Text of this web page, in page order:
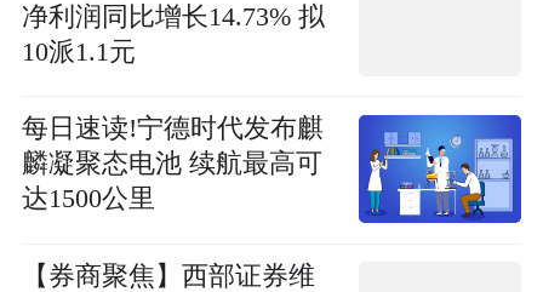
净利润同比增长14.73% 拟
10派1.1元
每日速读!宁德时代发布麒
麟凝聚态电池 续航最高可
达1500公里
【券商聚焦】西部证券维